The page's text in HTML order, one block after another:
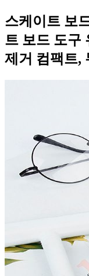
스케이트 보
트 보드 도구
제거 컴팩트,